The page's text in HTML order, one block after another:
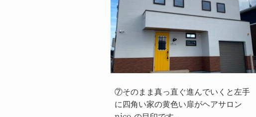
⑦そのまま真っ直ぐ進んでいくと左手
に四角い家の黄色い扉がヘアサロン